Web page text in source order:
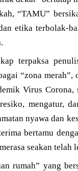
“TAMU”
etika terbolak-
terpaksa
“zona
Virus
mengatur,
nyawa dan
bertamu
seakan
rumah” yang